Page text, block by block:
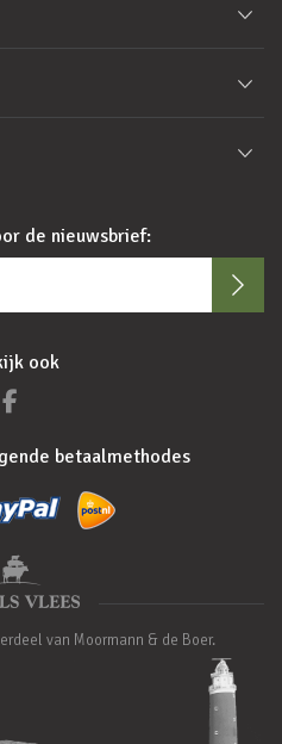
de nieuwsbrief:
ook
betaalmethodes
van Moormann & de Boer.